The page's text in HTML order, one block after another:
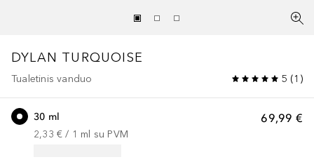
DYLAN TURQUOISE
Tualetinis vanduo 5 (1 )
69,99 €
30 ml
2,33 € / 1 ml su PVM